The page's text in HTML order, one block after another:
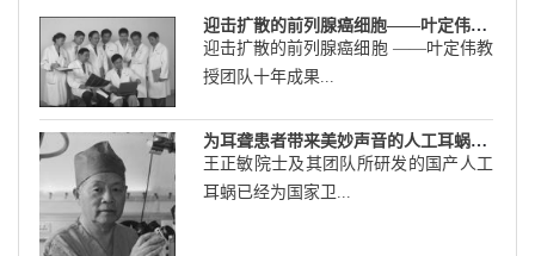
迎击扩散的前列腺癌细胞――叶定伟教授团队十年成果记
迎击扩散的前列腺癌细胞 ――叶定伟教
授团队十年成果...
为耳聋患者带来美妙声音的人工耳蜗――王正敏院士及其团队20年研究记
王正敏院士及其团队所研发的国产人工
耳蜗已经为国家卫...